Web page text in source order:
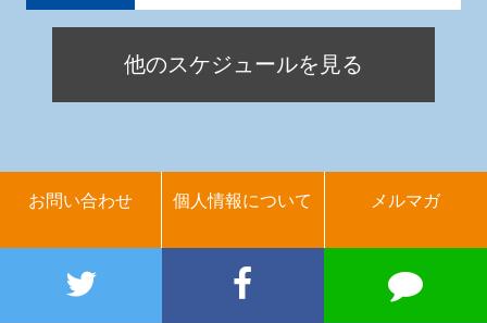
他のスケジュールを見る
お問い合わせ 個人情報について メルマガ